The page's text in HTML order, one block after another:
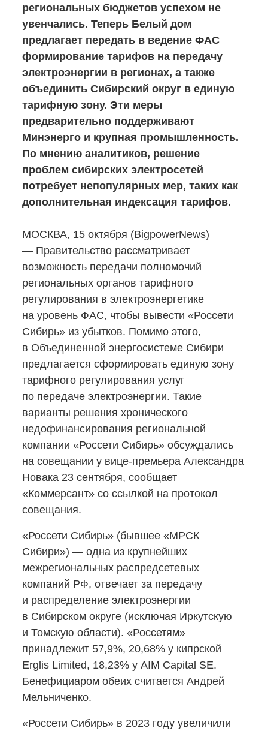
региональных бюджетов успехом не
увенчались. Теперь Белый дом
предлагает передать в ведение ФАС
формирование тарифов на передачу
электроэнергии в регионах, а также
объединить Сибирский округ в единую
тарифную зону. Эти меры
предварительно поддерживают
Минэнерго и крупная промышленность.
По мнению аналитиков, решение
проблем сибирских электросетей
потребует непопулярных мер, таких как
дополнительная индексация тарифов.
МОСКВА, 15 октября (BigpowerNews)
— Правительство рассматривает
возможность передачи полномочий
региональных органов тарифного
регулирования в электроэнергетике
на уровень ФАС, чтобы вывести «Россети
Сибирь» из убытков. Помимо этого,
в Объединенной энергосистеме Сибири
предлагается сформировать единую зону
тарифного регулирования услуг
по передаче электроэнергии. Такие
варианты решения хронического
недофинансирования региональной
компании «Россети Сибирь» обсуждались
на совещании у вице-премьера Александра
Новака 23 сентября, сообщает
«Коммерсант» со ссылкой на протокол
совещания.
«Россети Сибирь» (бывшее «МРСК
Сибири») — одна из крупнейших
межрегиональных распредсетевых
компаний РФ, отвечает за передачу
и распределение электроэнергии
в Сибирском округе (исключая Иркутскую
и Томскую области). «Россетям»
принадлежит 57,9%, 20,68% у кипрской
Erglis Limited, 18,23% у AIM Capital SE.
Бенефициаром обеих считается Андрей
Мельниченко.
«Россети Сибирь» в 2023 году увеличили